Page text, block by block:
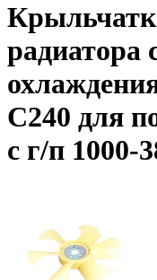
радиатора
C240 для
с г/п 1000-